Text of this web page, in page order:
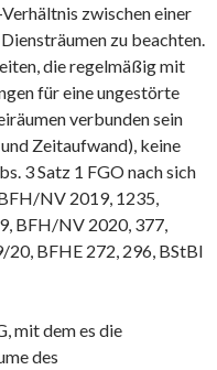
zwischen einer
zu beachten.
die regelmäßig mit
für eine ungestörte
verbunden sein
Zeitaufwand), keine
3 Satz 1 FGO nach sich
NV 2019, 1235,
BFH/NV 2020, 377,
20, BFHE 272, 296, BStBl
mit dem es die
des